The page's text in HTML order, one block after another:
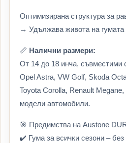
Оптимизирана структура за
→ Удължава живота на
📏 Налични размери:
От 14 до 18 инча, съвместими
Opel Astra, VW Golf, Skoda
Toyota Corolla, Renault
модели автомобили.
🎯 Предимства на Austone
✔️ Гума за всички сезони –